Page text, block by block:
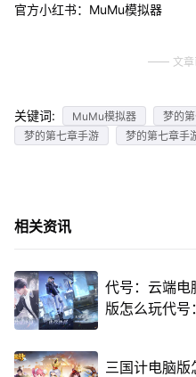
官方小红书：MuMu模拟器
文
关键词: MuMu模拟器 梦的
梦的第七章手游
梦的第七章手
相关资讯
代号：云端电
版怎么玩代号
三国计电脑